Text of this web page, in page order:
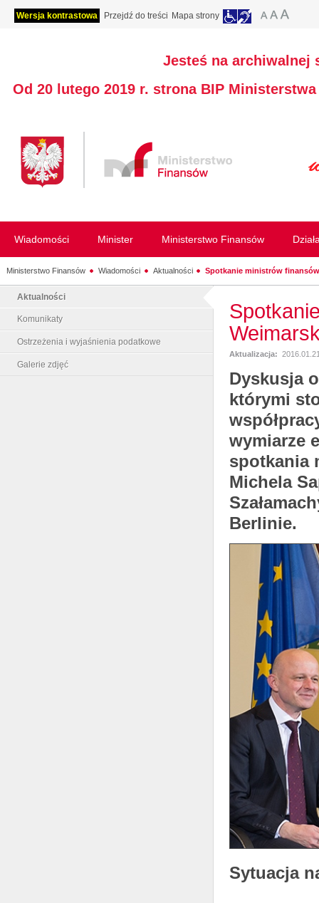
Wersja kontrastowa Przejdź do treści Mapa strony
Jesteś na archiwalnej
Od 20 lutego 2019 r. strona BIP
Wiadomości Minister Ministerstwo Finansów
Ministerstwo Finansów Wiadomości Aktualności Spotkanie ministrów
Aktualności
Komunikaty
Ostrzeżenia i wyjaśnienia podatkowe
Galerie zdjęć
Aktualizacja:
Dyskusja
którymi
wymiarze
spotkania
Michela
Berlinie.
Sytuacja